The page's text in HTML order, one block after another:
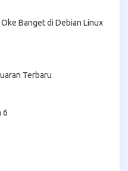
Banget di Debian Linux
Terbaru
6